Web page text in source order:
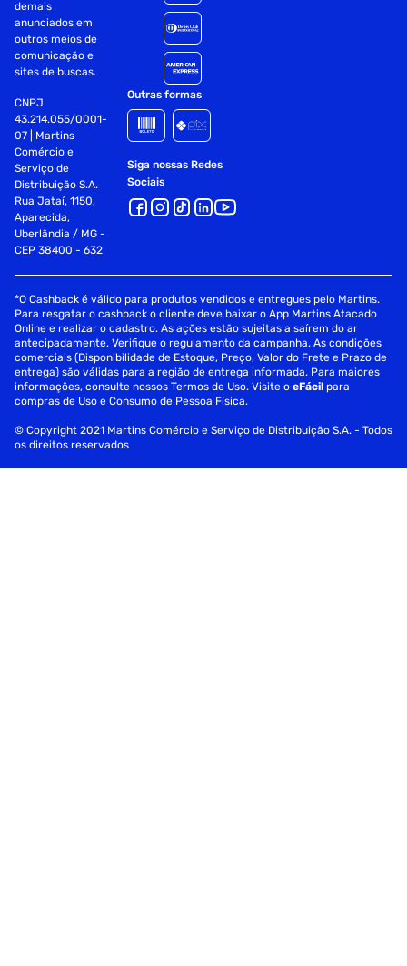
demais
anunciados em
outros meios de
comunicação e
sites de buscas.
CNPJ
43.214.055/0001-
07 | Martins
Comércio e
Serviço de
Distribuição S.A.
Rua Jataí, 1150,
Aparecida,
Uberlândia / MG -
CEP 38400 - 632
Outras formas
Siga nossas Redes
Sociais
*O Cashback é válido para produtos vendidos e entregues pelo Martins.
Para resgatar o cashback o cliente deve baixar o App Martins Atacado
Online e realizar o cadastro. As ações estão sujeitas a saírem do ar
antecipadamente. Verifique o regulamento da campanha. As condições
comerciais (Disponibilidade de Estoque, Preço, Valor do Frete e Prazo de
entrega) são válidas para a região de entrega informada. Para maiores
informações, consulte nossos Termos de Uso. Visite oeFácil para
compras de Uso e Consumo de Pessoa Física.
© Copyright 2021 Martins Comércio e Serviço de Distribuição S.A. - Todos
os direitos reservados